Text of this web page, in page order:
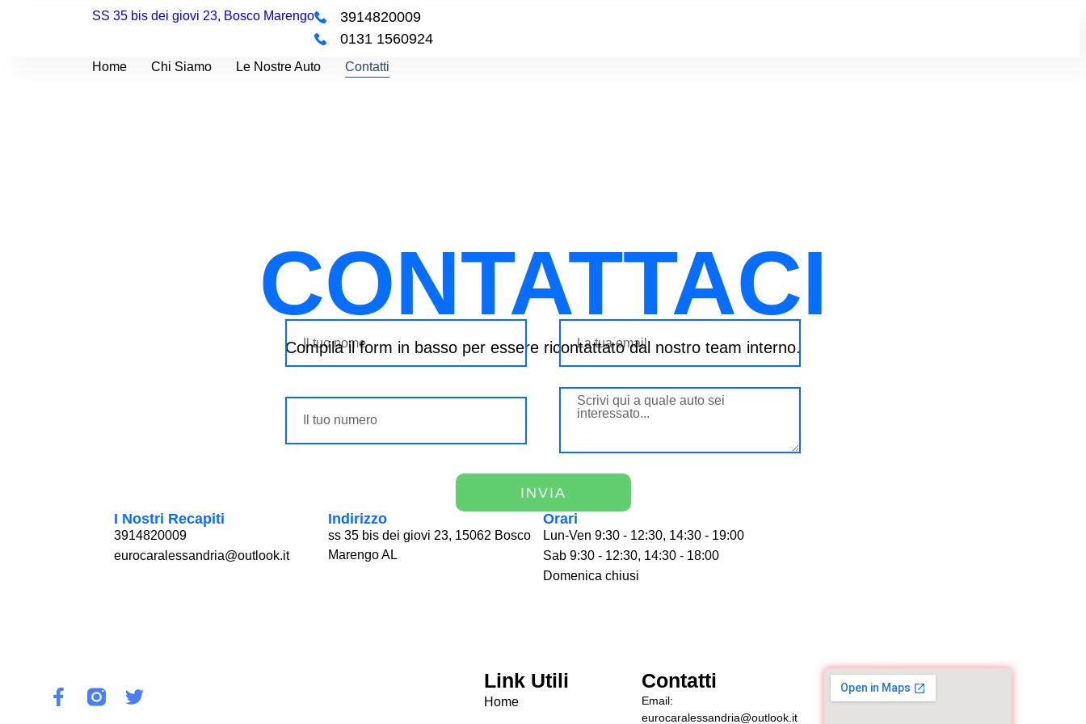
SS 35 bis dei giovi 23, Bosco Marengo
3914820009
0131 1560924
Home Chi Siamo Le Nostre Auto Contatti
CONTATTACI
Compila il form in basso per essere ricontattato dal nostro team interno.
INVIA
I Nostri Recapiti
3914820009
eurocaralessandria@outlook.it
Indirizzo
ss 35 bis dei giovi 23, 15062 Bosco
Marengo AL
Orari
Lun-Ven 9:30 - 12:30, 14:30 - 19:00
Sab 9:30 - 12:30, 14:30 - 18:00
Domenica chiusi
Link Utili
Home
Contatti
Email:
eurocaralessandria@outlook.it